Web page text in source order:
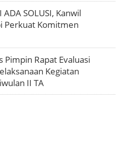
SOLUSI, Kanwil
Perkuat Komitmen
Pimpin Rapat Evaluasi
Kegiatan
II TA